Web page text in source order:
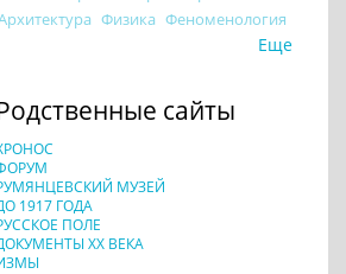
Физика Феноменология
Еще
сайты
МУЗЕЙ
1917 ГОДА
ПОЛЕ
XX ВЕКА